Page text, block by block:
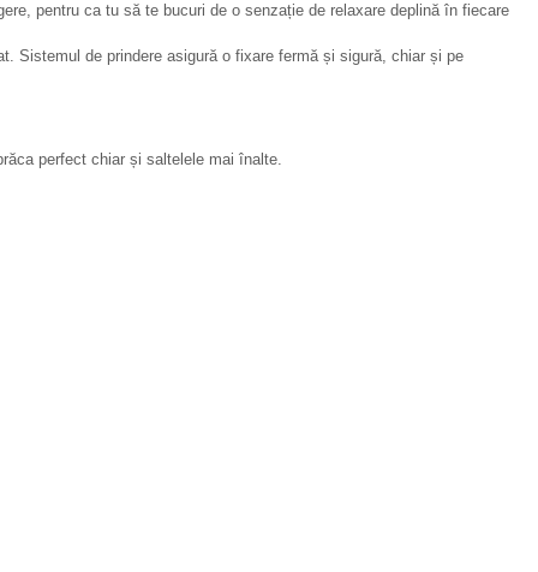
pentru ca tu să te bucuri de o senzație de relaxare deplină în fiecare
Sistemul de prindere asigură o fixare fermă și sigură, chiar și pe
perfect chiar și saltelele mai înalte.